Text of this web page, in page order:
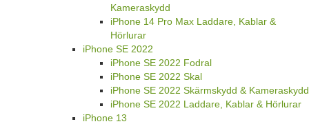
Kameraskydd
iPhone 14 Pro Max Laddare, Kablar &
Hörlurar
iPhone SE 2022
iPhone SE 2022 Fodral
iPhone SE 2022 Skal
iPhone SE 2022 Skärmskydd & Kameraskydd
iPhone SE 2022 Laddare, Kablar & Hörlurar
iPhone 13